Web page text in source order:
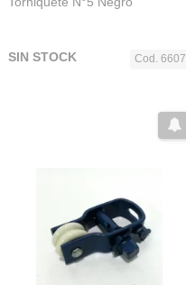
Cod. 6607
SIN STOCK